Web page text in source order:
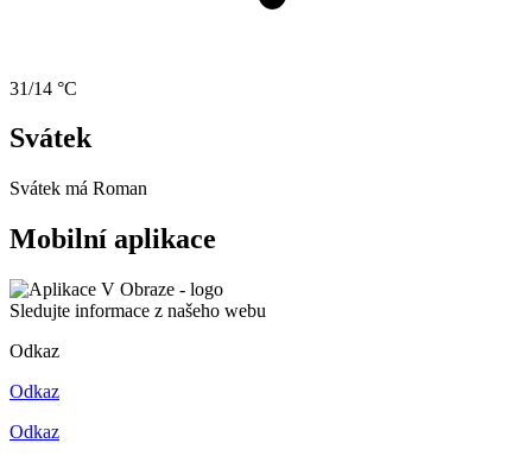
31/14 °C
Svátek
Svátek má Roman
Mobilní aplikace
Sledujte informace z našeho webu
Odkaz
Odkaz
Odkaz